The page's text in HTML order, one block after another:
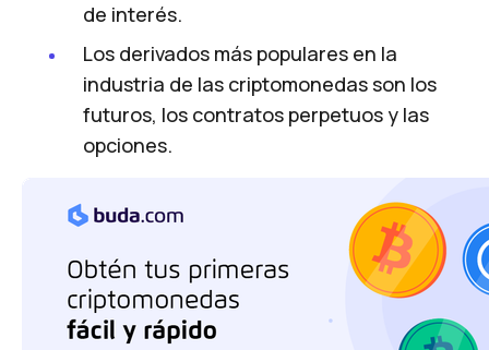
de interés.
Los derivados más populares en la
industria de las criptomonedas son los
futuros, los contratos perpetuos y las
opciones.